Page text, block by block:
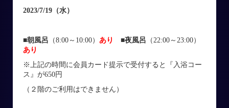
2023/7/19 （水）
■朝風呂 （8:00～10:00） あり ■夜風呂 （22:00～23:00）
あり
※上記の時間に会員カード提示で受付すると『入浴コー
ス』が650円
（２階のご利用はできません）